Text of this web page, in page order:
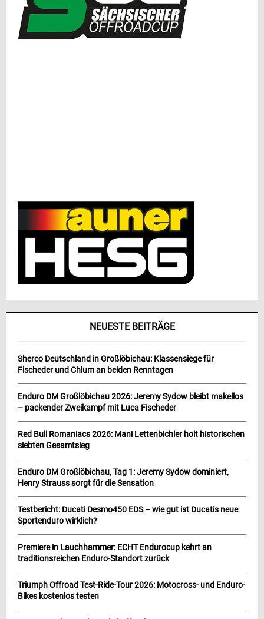
NEUESTE BEITRÄGE
Sherco Deutschland in Großlöbichau: Klassensiege für
Fischeder und Chlum an beiden Renntagen
Enduro DM Großlöbichau 2026: Jeremy Sydow bleibt makellos
– packender Zweikampf mit Luca Fischeder
Red Bull Romaniacs 2026: Mani Lettenbichler holt historischen
siebten Gesamtsieg
Enduro DM Großlöbichau, Tag 1: Jeremy Sydow dominiert,
Henry Strauss sorgt für die Sensation
Testbericht: Ducati Desmo450 EDS – wie gut ist Ducatis neue
Sportenduro wirklich?
Premiere in Lauchhammer: ECHT Endurocup kehrt an
traditionsreichen Enduro-Standort zurück
Triumph Offroad Test-Ride-Tour 2026: Motocross- und Enduro-
Bikes kostenlos testen